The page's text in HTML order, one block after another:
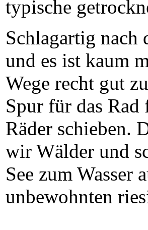
typische
Schlagartig nach
und es ist kaum
Wege recht gut
Spur für das
Räder schieben.
wir Wälder und
See zum
unbewohnten